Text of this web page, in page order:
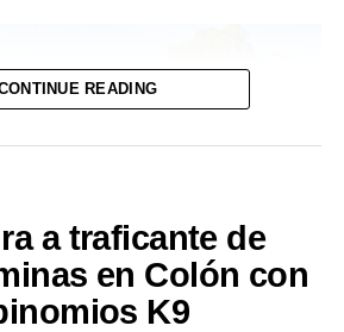
READING
a traficante de
en Colón con
K9